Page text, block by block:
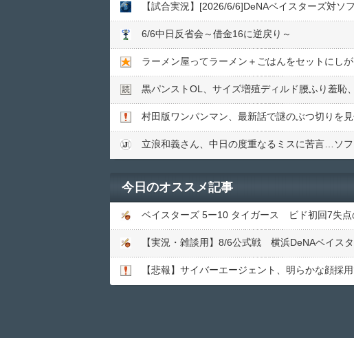
【試合実況】[2026/6/6]DeNAベイスターズ対
6/6中日反省会～借金16に逆戻り～
ラーメン屋ってラーメン＋ごはんをセットにし
黒パンストOL、サイズ増殖ディルド腰ふり羞恥
村田版ワンパンマン、最新話で謎のぶつ切りを
今日のオススメ記事
ベイスターズ 5ー10 タイガース ビド初回7失
【実況・雑談用】8/6公式戦 横浜DeNAベイス
【悲報】サイバーエージェント、明らかな顔採